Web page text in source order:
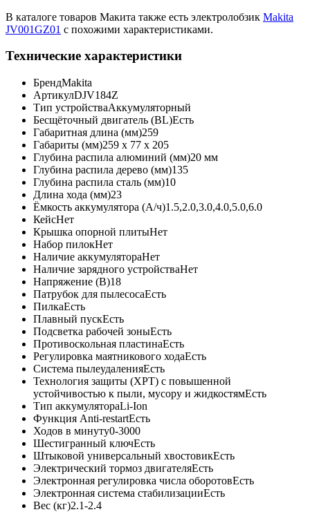
В каталоге товаров Макита также есть электролобзик Makita
JV001GZ01 с похожими характеристиками.
Технические характеристики
БрендMakita
АртикулDJV184Z
Тип устройстваАккумуляторный
Бесщёточный двигатель (BL)Есть
Габаритная длина (мм)259
Габариты (мм)259 x 77 x 205
Глубина распила алюминий (мм)20 мм
Глубина распила дерево (мм)135
Глубина распила сталь (мм)10
Длина хода (мм)23
Ёмкость аккумулятора (А/ч)1.5,2.0,3.0,4.0,5.0,6.0
КейсНет
Крышка опорной плитыНет
Набор пилокНет
Наличие аккумулятораНет
Наличие зарядного устройстваНет
Напряжение (В)18
Патрубок для пылесосаЕсть
ПилкаЕсть
Плавный пускЕсть
Подсветка рабочей зоныЕсть
Противоскольная пластинаЕсть
Регулировка маятникового ходаЕсть
Система пылеудаленияЕсть
Технология защиты (XPT) с повышенной
устойчивостью к пыли, мусору и жидкостямЕсть
Тип аккумулятораLi-Ion
Функция Anti-restartЕсть
Ходов в минуту0-3000
Шестигранный ключЕсть
Штыковой универсальный хвостовикЕсть
Электрический тормоз двигателяЕсть
Электронная регулировка числа оборотовЕсть
Электронная система стабилизацииЕсть
Вес (кг)2.1-2.4